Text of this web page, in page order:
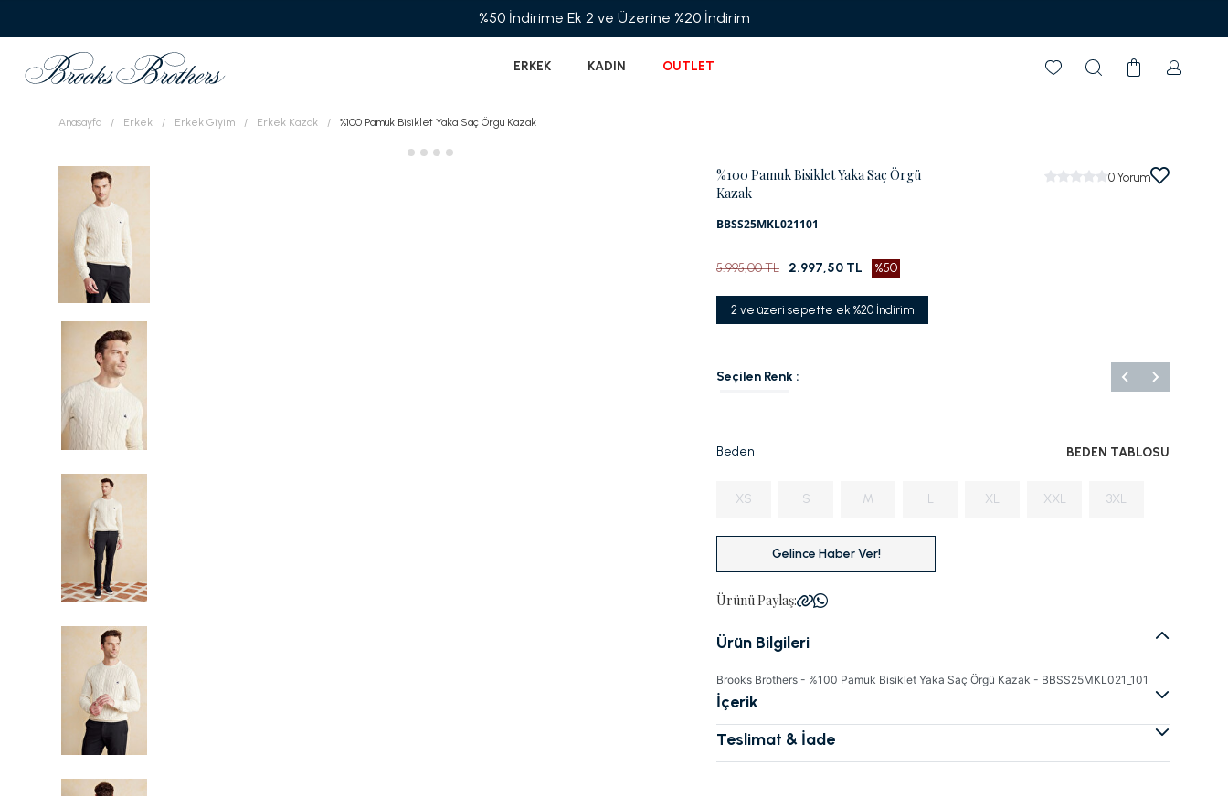
%50 İndirime Ek 2 ve Üzerine %20 İndirim
ERKEK KADIN OUTLET
Anasayfa Erkek Erkek Giyim Erkek Kazak %100 Pamuk Bisiklet Yaka Saç Örgü Kazak
%100 Pamuk Bisiklet Yaka Saç Örgü
Kazak
BBSS25MKL021101
0 Yorum
5.995,00 TL 2.997,50 TL %50
2 ve üzeri sepette ek %20 İndirim
Seçilen Renk :
Beden BEDEN TABLOSU
XS S M L XL XXL 3XL
Gelince Haber Ver!
Ürünü Paylaş:
Ürün Bilgileri
Brooks Brothers - %100 Pamuk Bisiklet Yaka Saç Örgü Kazak - BBSS25MKL021_101
İçerik
Teslimat & İade